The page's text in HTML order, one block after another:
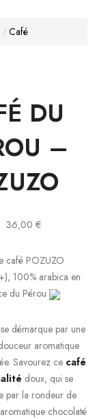
Café
DU
–
36,00 €
café POZUZO
100% arabica en
du Pérou
se démarque par une
aromatique
Savourez ce café
doux, qui se
par la rondeur de
chocolaté